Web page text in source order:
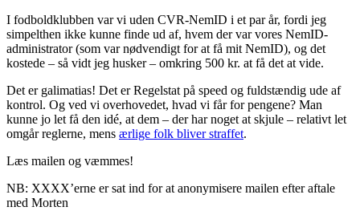
I fodboldklubben var vi uden CVR-NemID i et par år, fordi jeg
simpelthen ikke kunne finde ud af, hvem der var vores NemID-
administrator (som var nødvendigt for at få mit NemID), og det
kostede – så vidt jeg husker – omkring 500 kr. at få det at vide.
Det er galimatias! Det er Regelstat på speed og fuldstændig ude af
kontrol. Og ved vi overhovedet, hvad vi får for pengene? Man
kunne jo let få den idé, at dem – der har noget at skjule – relativt let
omgår reglerne, mens ærlige folk bliver straffet.
Læs mailen og væmmes!
NB: XXXX’erne er sat ind for at anonymisere mailen efter aftale
med Morten